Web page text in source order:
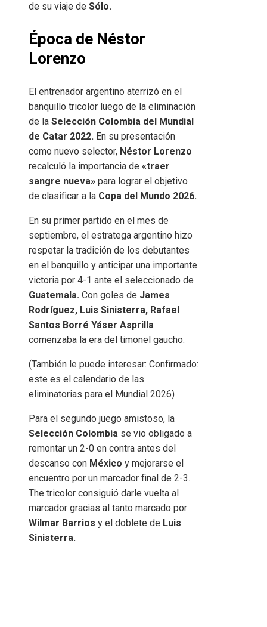
de su viaje de Sólo.
Época de Néstor
Lorenzo
El entrenador argentino aterrizó en el
banquillo tricolor luego de la eliminación
de la Selección Colombia del Mundial
de Catar 2022. En su presentación
como nuevo selector, Néstor Lorenzo
recalculó la importancia de «traer
sangre nueva» para lograr el objetivo
de clasificar a la Copa del Mundo 2026.
En su primer partido en el mes de
septiembre, el estratega argentino hizo
respetar la tradición de los debutantes
en el banquillo y anticipar una importante
victoria por 4-1 ante el seleccionado de
Guatemala. Con goles de James
Rodríguez, Luis Sinisterra, Rafael
Santos Borré Yáser Asprilla
comenzaba la era del timonel gaucho.
(También le puede interesar: Confirmado:
este es el calendario de las
eliminatorias para el Mundial 2026)
Para el segundo juego amistoso, la
Selección Colombia se vio obligado a
remontar un 2-0 en contra antes del
descanso con México y mejorarse el
encuentro por un marcador final de 2-3.
The tricolor consiguió darle vuelta al
marcador gracias al tanto marcado por
Wilmar Barrios y el doblete de Luis
Sinisterra.